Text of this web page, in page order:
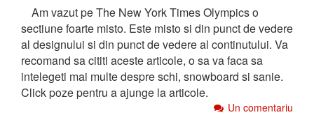
Am vazut pe The New York Times Olympics o
sectiune foarte misto. Este misto si din punct de vedere
al designului si din punct de vedere al continutului. Va
recomand sa cititi aceste articole, o sa va faca sa
intelegeti mai multe despre schi, snowboard si sanie.
Click poze pentru a ajunge la articole.
Un comentariu